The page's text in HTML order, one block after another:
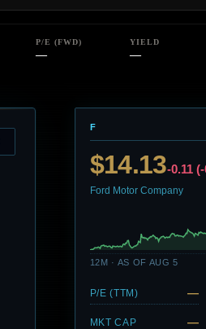
P/E (FWD)
—
YIELD
—
F
$14.13-0.11
Ford Motor Company
12M · AS OF AUG 5
P/E (TTM) —
MKT CAP —